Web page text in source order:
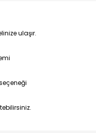
ulaşır.